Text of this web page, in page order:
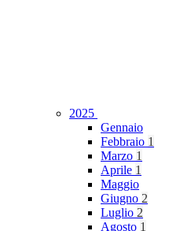
2025
Gennaio
Febbraio 1
Marzo 1
Aprile 1
Maggio
Giugno 2
Luglio 2
Agosto 1